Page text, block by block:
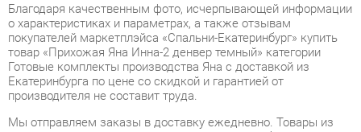
Готовые комплекты производства Яна с доставкой из
Екатеринбурга по цене со скидкой и гарантией от
производителя не составит труда.
Мы отправляем заказы в доставку ежедневно. Товары из
ассортимента в наличии на складе в Екатеринбурге вы
получите не позднее48-ми часовс момента оформления
заказа. Дополнительно вы можете заказать подъём на этаж
и сборку мебельных изделий.